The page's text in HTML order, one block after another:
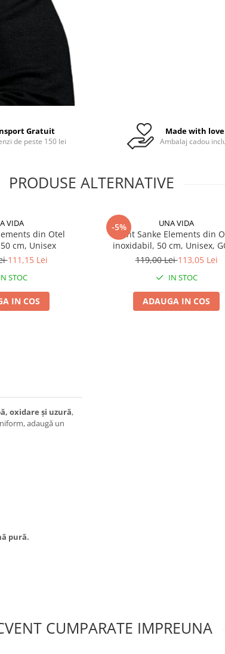
Gratuit
de peste 150 lei
Made with love
Ambalaj cadou
PRODUSE ALTERNATIVE
VIDA
din Otel
cm, Unisex
111,15 Lei
STOC
IN COS
-5% UNA VIDA
Lant Sanke Elements din
inoxidabil, 50 cm, Unisex,
119,00 Lei113,05 Lei
IN STOC
ADAUGA IN COS
oxidare și uzură,
adaugă un
pură.
CUMPARATE IMPREUNA